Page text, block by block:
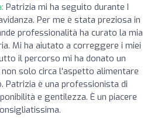
Patrizia mi ha seguito durante I
Per me è stata preziosa in
professionalità ha curato la mia
Mi ha aiutato a correggere i miei
il percorso mi ha donato un
solo circa l'aspetto alimentare
Patrizia è una professionista di
e gentilezza. È un piacere